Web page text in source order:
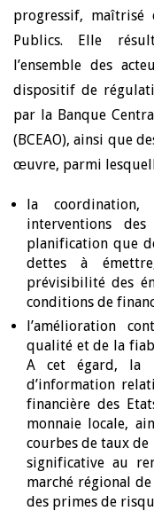
progressif,
Publics. Elle
l’ensemble des
dispositif de
par la Banque
(BCEAO), ainsi que
œuvre, parmi
la coordination,
interventions
planification que
dettes à
prévisibilité des
conditions de
l’amélioration
qualité et de la
A cet égard, la
d’information
financière des
monnaie locale,
courbes de taux
significative au
marché régional
des primes de